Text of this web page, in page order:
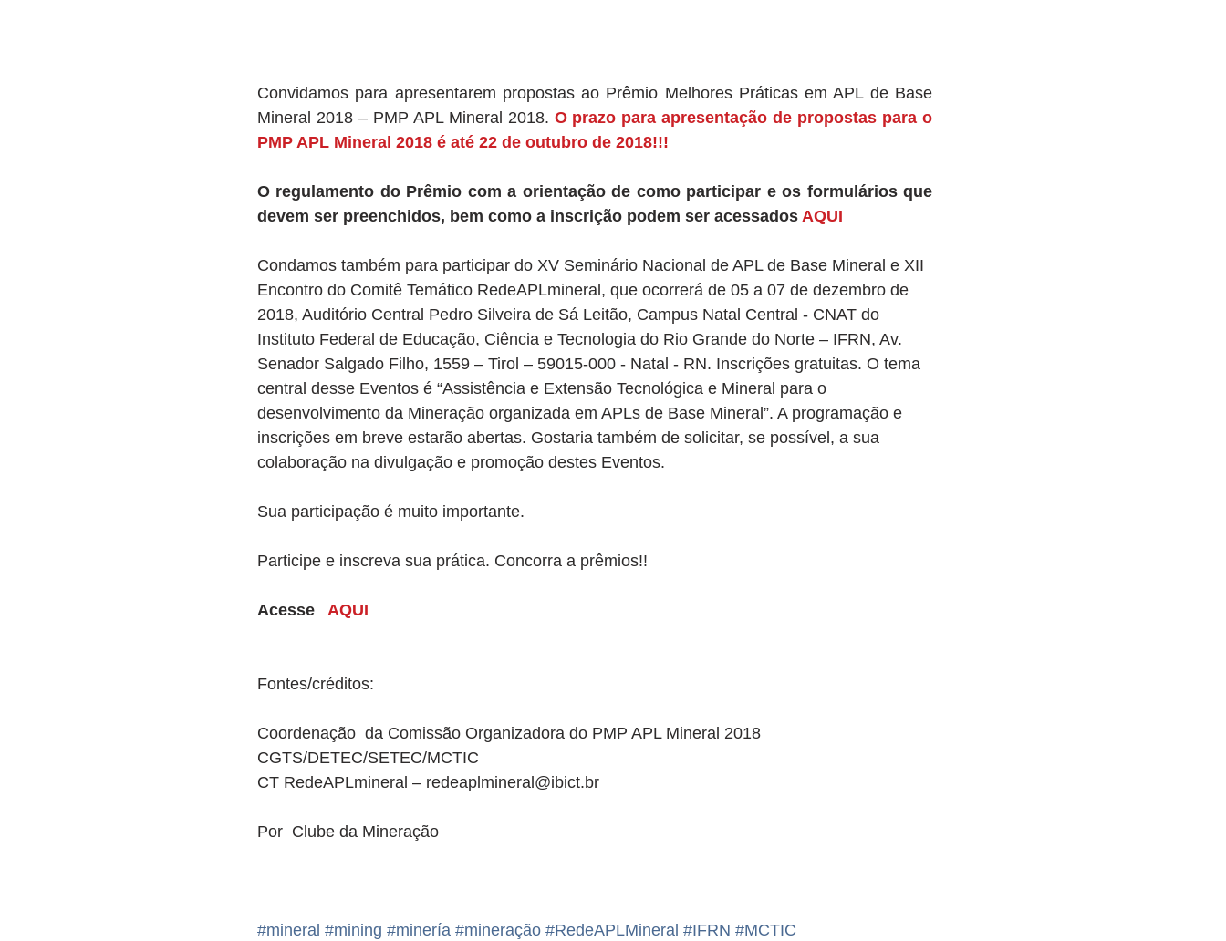
Convidamos para apresentarem propostas ao Prêmio Melhores Práticas em APL de Base
Mineral 2018 – PMP APL Mineral 2018. O prazo para apresentação de propostas para o
PMP APL Mineral 2018 é até 22 de outubro de 2018!!!
O regulamento do Prêmio com a orientação de como participar e os formulários que
devem ser preenchidos, bem como a inscrição podem ser acessados AQUI
Condamos também para participar do XV Seminário Nacional de APL de Base Mineral e XII
Encontro do Comitê Temático RedeAPLmineral, que ocorrerá de 05 a 07 de dezembro de
2018, Auditório Central Pedro Silveira de Sá Leitão, Campus Natal Central - CNAT do
Instituto Federal de Educação, Ciência e Tecnologia do Rio Grande do Norte – IFRN, Av.
Senador Salgado Filho, 1559 – Tirol – 59015-000 - Natal - RN. Inscrições gratuitas. O tema
central desse Eventos é “Assistência e Extensão Tecnológica e Mineral para o
desenvolvimento da Mineração organizada em APLs de Base Mineral”. A programação e
inscrições em breve estarão abertas. Gostaria também de solicitar, se possível, a sua
colaboração na divulgação e promoção destes Eventos.
Sua participação é muito importante.
Participe e inscreva sua prática. Concorra a prêmios!!
Acesse AQUI
Fontes/créditos:
Coordenação  da Comissão Organizadora do PMP APL Mineral 2018
CGTS/DETEC/SETEC/MCTIC
CT RedeAPLmineral – redeaplmineral@ibict.br
Por  Clube da Mineração
#mineral #mining #minería #mineração #RedeAPLMineral #IFRN #MCTIC